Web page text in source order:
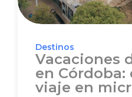
Destinos
Vacaciones
en Córdoba:
viaje en